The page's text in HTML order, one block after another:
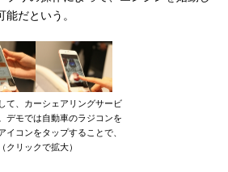
だという。
て、カーシェアリングサービ
デモでは自動車のラジコンを
コンをタップすることで、
リックで拡大）